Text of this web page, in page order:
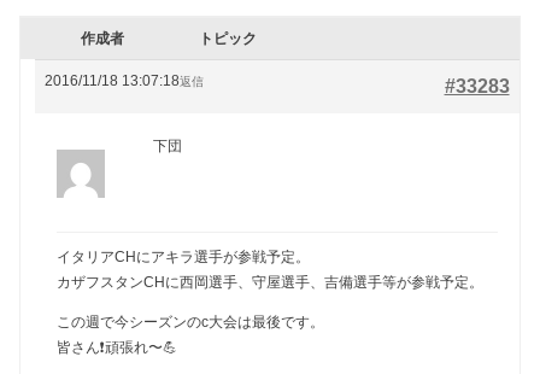
作成者 トピック
2016/11/18 13:07:18 #33283
返信
下団
イタリアCHにアキラ選手が参戦予定。
カザフスタンCHに西岡選手、守屋選手、吉備選手等が参戦予定。
この週で今シーズンのc大会は最後です。
皆さん❗️頑張れ〜💪